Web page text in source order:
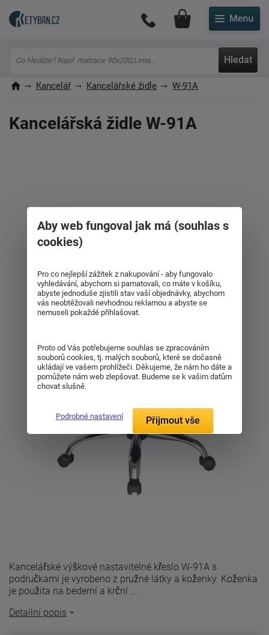
Hledat
Můj účet
Kancelář Kancelářské židle W-91A
Kancelářská židle W-91A
Kancelářské výškové nastavitelné křeslo W-91A s
područkami je vyrobeno z pružné látky a koženky. Koženka
je použita na bederní a krční ...
Detailní popis
Aby web fungoval jak má (souhlas s
cookies)
Pro co nejlepší zážitek z nakupování - aby fungovalo
vyhledávání, abychom si pamatovali, co máte v košíku,
abyste jednoduše zjistili stav vaší objednávky, abychom
vás neobtěžovali nevhodnou reklamou a abyste se
nemuseli pokaždé přihlašovat.
Proto od Vás potřebujeme souhlas se zpracováním
souborů cookies, tj. malých souborů, které se dočasně
ukládají ve vašem prohlížeči. Děkujeme, že nám ho dáte a
pomůžete nám web zlepšovat. Budeme se k vašim datům
chovat slušně.
Podrobné nastavení Přijmout vše